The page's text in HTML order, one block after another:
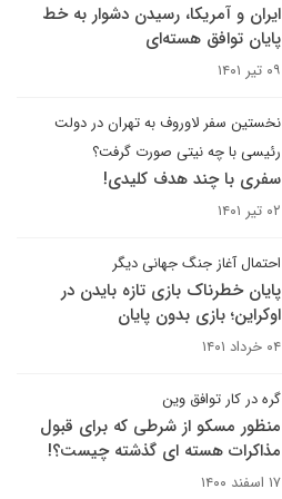
ایران و آمریکا، رسیدن دشوار به خط
پایان توافق هسته‌ای
۰۹ تیر ۱۴۰۱
نخستین سفر لاوروف به تهران در دولت
رئیسی با چه نیتی صورت گرفت؟
سفری با چند هدف کلیدی!
۰۲ تیر ۱۴۰۱
احتمال آغاز جنگ جهانی دیگر
پایان خطرناک بازی تازه بایدن در
اوکراین؛ بازی بدون پایان
۰۴ خرداد ۱۴۰۱
گره در کار توافق وین
منظور مسکو از شرطی که برای قبول
مذاکرات هسته ای گذشته چیست؟!
۱۷ اسفند ۱۴۰۰